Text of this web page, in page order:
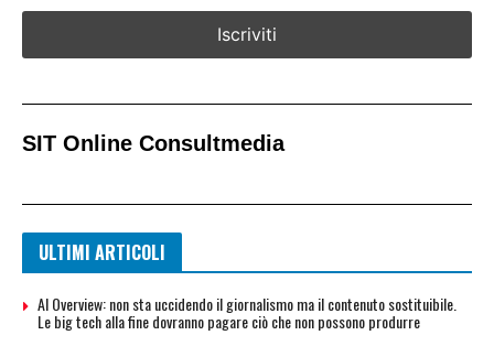
SIT Online Consultmedia​
ULTIMI ARTICOLI
AI Overview: non sta uccidendo il giornalismo ma il contenuto sostituibile.
Le big tech alla fine dovranno pagare ciò che non possono produrre